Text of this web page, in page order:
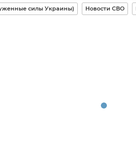
силы Украины) Новости СВО